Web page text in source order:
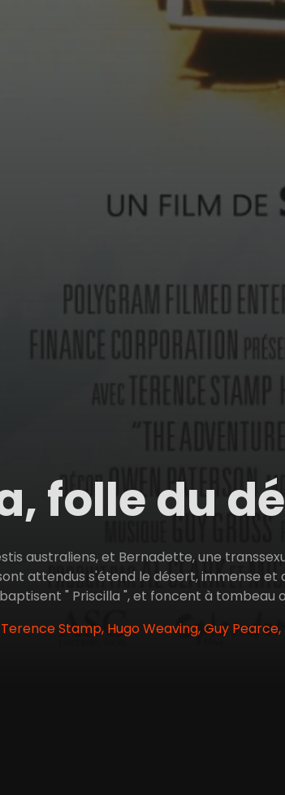
folle du
australiens, et Bernadette, une
attendus s'étend le désert, immense et
" Priscilla ", et foncent à tombeau
Stamp, Hugo Weaving, Guy Pearce,